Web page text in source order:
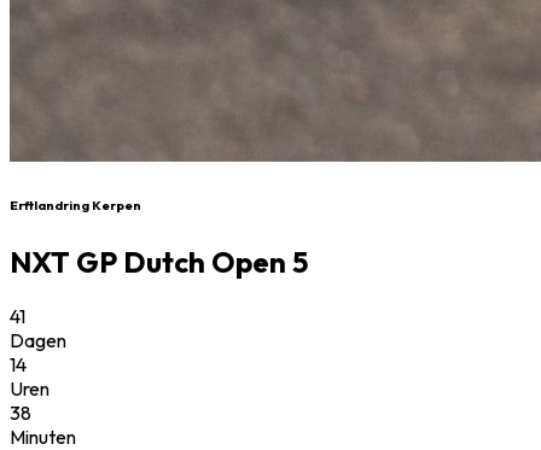
Erftlandring Kerpen
NXT GP Dutch Open 5
41
Dagen
14
Uren
38
Minuten